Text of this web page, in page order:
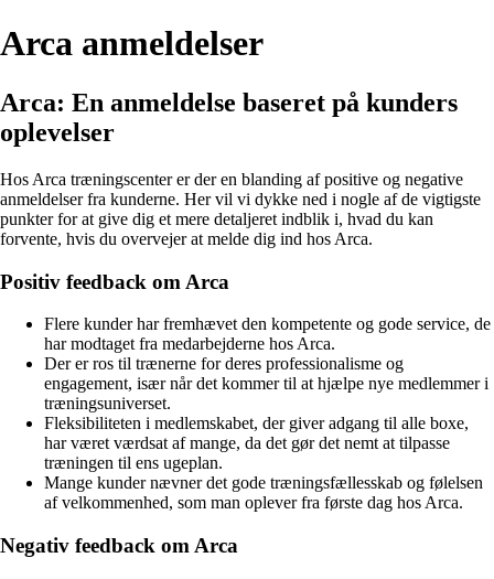
Arca anmeldelser
Arca: En anmeldelse baseret på kunders
oplevelser
Hos Arca træningscenter er der en blanding af positive og negative
anmeldelser fra kunderne. Her vil vi dykke ned i nogle af de vigtigste
punkter for at give dig et mere detaljeret indblik i, hvad du kan
forvente, hvis du overvejer at melde dig ind hos Arca.
Positiv feedback om Arca
Flere kunder har fremhævet den kompetente og gode service, de
har modtaget fra medarbejderne hos Arca.
Der er ros til trænerne for deres professionalisme og
engagement, især når det kommer til at hjælpe nye medlemmer i
træningsuniverset.
Fleksibiliteten i medlemskabet, der giver adgang til alle boxe,
har været værdsat af mange, da det gør det nemt at tilpasse
træningen til ens ugeplan.
Mange kunder nævner det gode træningsfællesskab og følelsen
af velkommenhed, som man oplever fra første dag hos Arca.
Negativ feedback om Arca